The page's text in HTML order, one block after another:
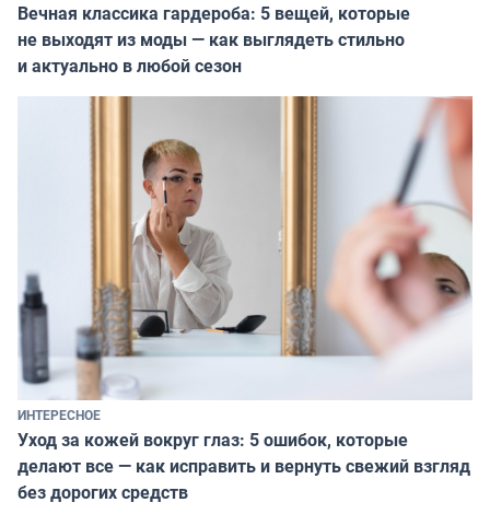
Вечная классика гардероба: 5 вещей, которые
не выходят из моды — как выглядеть стильно
и актуально в любой сезон
ИНТЕРЕСНОЕ
Уход за кожей вокруг глаз: 5 ошибок, которые
делают все — как исправить и вернуть свежий взгляд
без дорогих средств